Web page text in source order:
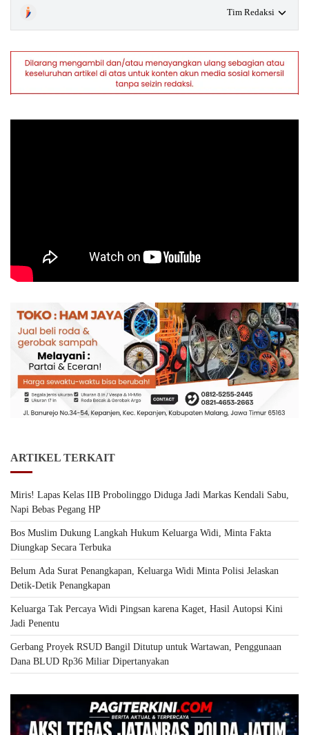
Tim Redaksi
ARTIKEL TERKAIT
Miris! Lapas Kelas IIB Probolinggo Diduga Jadi Markas Kendali Sabu,
Napi Bebas Pegang HP
Bos Muslim Dukung Langkah Hukum Keluarga Widi, Minta Fakta
Diungkap Secara Terbuka
Belum Ada Surat Penangkapan, Keluarga Widi Minta Polisi Jelaskan
Detik-Detik Penangkapan
Keluarga Tak Percaya Widi Pingsan karena Kaget, Hasil Autopsi Kini
Jadi Penentu
Gerbang Proyek RSUD Bangil Ditutup untuk Wartawan, Penggunaan
Dana BLUD Rp36 Miliar Dipertanyakan